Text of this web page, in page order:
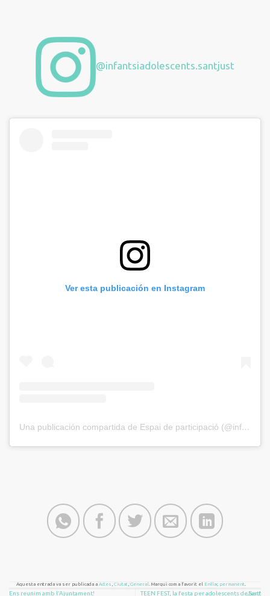
@infantsiadolescents.santjust
Ver esta publicación en Instagram
Una publicación compartida de Espai de participació (@infantsiadolescents.santjust)
Aquesta entrada va ser publicada a Actes , Ciutat, General. Marqui com a favorit el Enllaç permanent.
Ens reunim amb l’Ajuntament! TEEN FEST, la festa per adolescents de Sant Just!